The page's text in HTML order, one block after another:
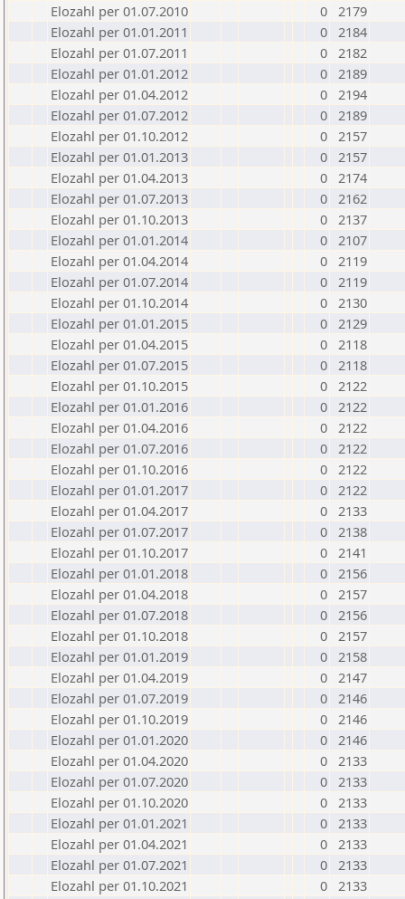
Elozahl per 01.07.2010
0 2179
Elozahl per 01.01.2011
0 2184
Elozahl per 01.07.2011
0 2182
Elozahl per 01.01.2012
0 2189
Elozahl per 01.04.2012
0 2194
Elozahl per 01.07.2012
0 2189
Elozahl per 01.10.2012
0 2157
Elozahl per 01.01.2013
0 2157
Elozahl per 01.04.2013
0 2174
Elozahl per 01.07.2013
0 2162
Elozahl per 01.10.2013
0 2137
Elozahl per 01.01.2014
0 2107
Elozahl per 01.04.2014
0 2119
Elozahl per 01.07.2014
0 2119
Elozahl per 01.10.2014
0 2130
Elozahl per 01.01.2015
0 2129
Elozahl per 01.04.2015
0 2118
Elozahl per 01.07.2015
0 2118
Elozahl per 01.10.2015
0 2122
Elozahl per 01.01.2016
0 2122
Elozahl per 01.04.2016
0 2122
Elozahl per 01.07.2016
0 2122
Elozahl per 01.10.2016
0 2122
Elozahl per 01.01.2017
0 2122
Elozahl per 01.04.2017
0 2133
Elozahl per 01.07.2017
0 2138
Elozahl per 01.10.2017
0 2141
Elozahl per 01.01.2018
0 2156
Elozahl per 01.04.2018
0 2157
Elozahl per 01.07.2018
0 2156
Elozahl per 01.10.2018
0 2157
Elozahl per 01.01.2019
0 2158
Elozahl per 01.04.2019
0 2147
Elozahl per 01.07.2019
0 2146
Elozahl per 01.10.2019
0 2146
Elozahl per 01.01.2020
0 2146
Elozahl per 01.04.2020
0 2133
Elozahl per 01.07.2020
0 2133
Elozahl per 01.10.2020
0 2133
Elozahl per 01.01.2021
0 2133
Elozahl per 01.04.2021
0 2133
Elozahl per 01.07.2021
0 2133
Elozahl per 01.10.2021
0 2133